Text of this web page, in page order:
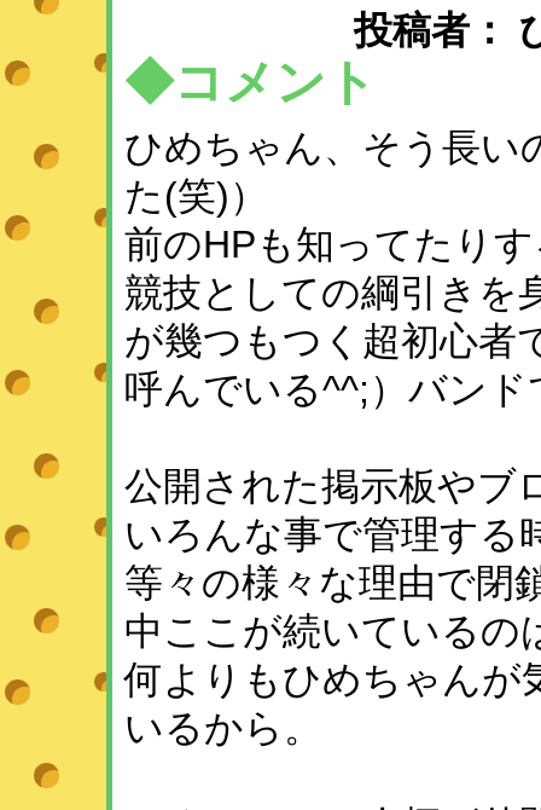
投稿者：
◆コメント
ひめちゃん、そう長い
た(笑)）
前のHPも知ってたり
競技としての綱引きを
が幾つもつく超初心者
呼んでいる^^;）バンド
公開された掲示板やブ
いろんな事で管理する
等々の様々な理由で閉
中ここが続いているの
何よりもひめちゃんが
いるから。